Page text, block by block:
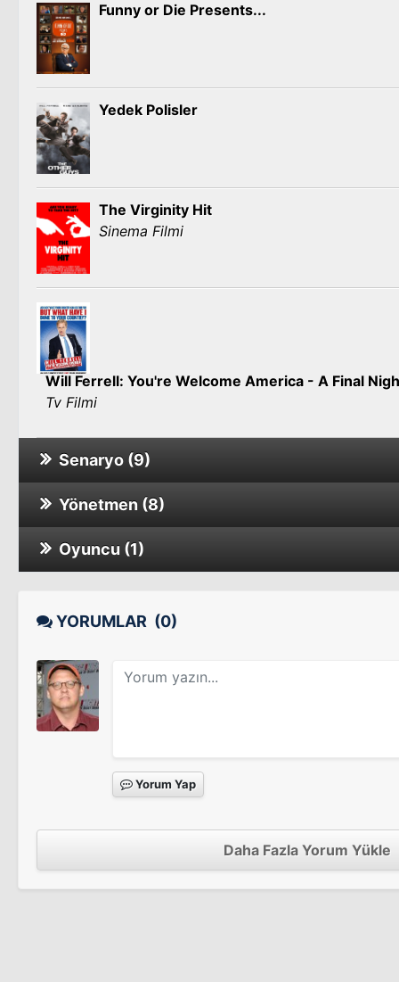
Funny or Die Presents...
Yedek Polisler
The Virginity Hit
Sinema Filmi
Will Ferrell: You're Welcome America - A Final
Tv Filmi
Senaryo (9)
Vice
Sinema Filmi
Yönetmen (8)
Vice
Sinema Filmi
Oyuncu (1)
YORUMLAR (0)
Yorum Yap
Daha Fazla Yorum Yükle